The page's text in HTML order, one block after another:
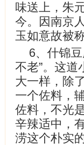
味送上，朱
今。因南京
玉如意故被
6、什锦
不老”。这
大一样，除
一个佐料，
佐料，不光
辛辣适中，
涝这个朴实